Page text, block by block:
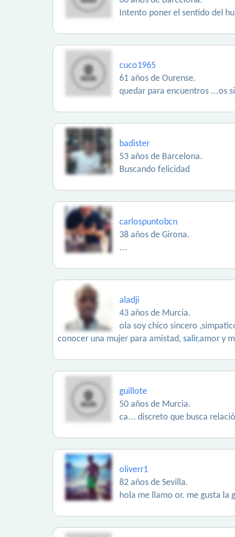
Intento poner el sentido del
cuco1965
61 años de Ourense.
quedar para encuentros ...os
badister
53 años de Barcelona.
Buscando felicidad
carlospuntobcn
38 años de Girona.
...
aladji
43 años de Murcia.
ola soy chico sincero
conocer una mujer para amistad, salir,amor y
guillote
50 años de Murcia.
ca... discreto que busca
oliverr1
82 años de Sevilla.
hola me llamo or. me gusta la